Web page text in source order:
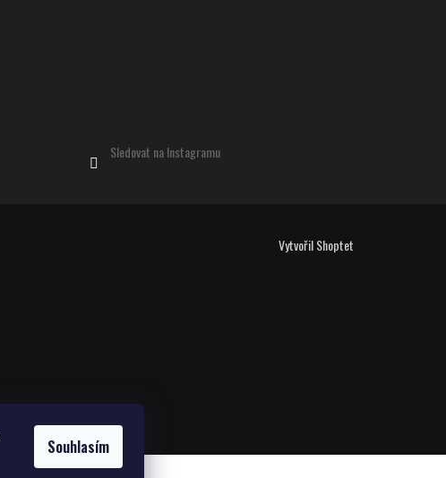
Souhlasím
Sledovat na Instagramu
Vytvořil Shoptet